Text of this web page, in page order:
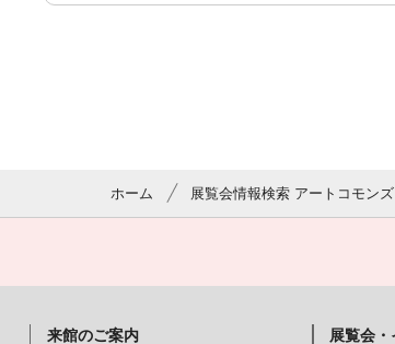
ホーム 展覧会情報検索 アートコモンズ
来館のご案内 展覧会・